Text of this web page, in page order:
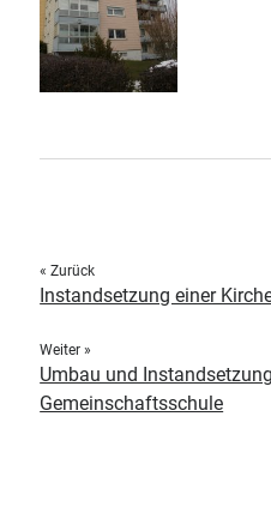
« Zurück
Instandsetzung einer
Weiter »
Umbau und
Gemeinschaftsschule